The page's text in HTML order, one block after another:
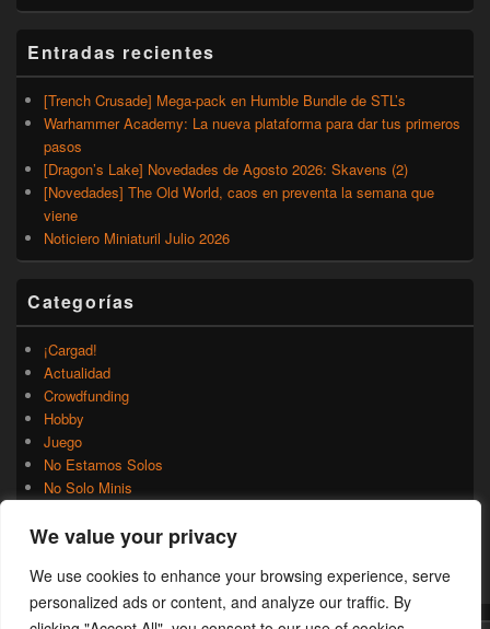
We value your privacy
We use cookies to enhance your browsing experience, serve
personalized ads or content, and analyze our traffic. By
Entradas recientes
[Trench Crusade] Mega-pack en Humble Bundle de STL’s
Warhammer Academy: La nueva plataforma para dar tus primeros
pasos
[Dragon’s Lake] Novedades de Agosto 2026: Skavens (2)
[Novedades] The Old World, caos en preventa la semana que
viene
Noticiero Miniaturil Julio 2026
Categorías
¡Cargad!
Actualidad
Crowdfunding
Hobby
Juego
No Estamos Solos
No Solo Minis
Rumores
Uncategorized